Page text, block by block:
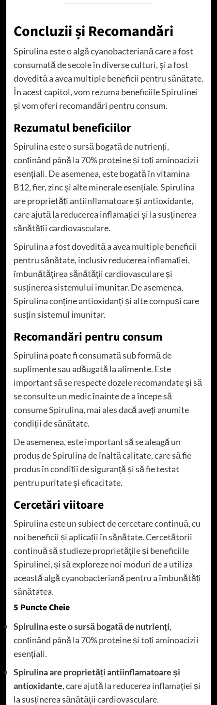
Concluzii și Recomandări
Spirulina este o algă cyanobacteriană care a fost
consumată de secole în diverse culturi, și a fost
dovedită a avea multiple beneficii pentru sănătate.
În acest capitol, vom rezuma beneficiile Spirulinei
și vom oferi recomandări pentru consum.
Rezumatul beneficiilor
Spirulina este o sursă bogată de nutrienți,
conținând până la 70% proteine și toți aminoacizii
esențiali. De asemenea, este bogată în vitamina
B12, fier, zinc și alte minerale esențiale. Spirulina
are proprietăți antiinflamatoare și antioxidante,
care ajută la reducerea inflamației și la susținerea
sănătății cardiovasculare.
Spirulina a fost dovedită a avea multiple beneficii
pentru sănătate, inclusiv reducerea inflamației,
îmbunătățirea sănătății cardiovasculare și
susținerea sistemului imunitar. De asemenea,
Spirulina conține antioxidanți și alte compuși care
susțin sistemul imunitar.
Recomandări pentru consum
Spirulina poate fi consumată sub formă de
suplimente sau adăugată la alimente. Este
important să se respecte dozele recomandate și să
se consulte un medic înainte de a începe să
consume Spirulina, mai ales dacă aveți anumite
condiții de sănătate.
De asemenea, este important să se aleagă un
produs de Spirulina de înaltă calitate, care să fie
produs în condiții de siguranță și să fie testat
pentru puritate și eficacitate.
Cercetări viitoare
Spirulina este un subiect de cercetare continuă, cu
noi beneficii și aplicații în sănătate. Cercetătorii
continuă să studieze proprietățile și beneficiile
Spirulinei, și să exploreze noi moduri de a utiliza
această algă cyanobacteriană pentru a îmbunătăți
sănătatea.
5 Puncte Cheie
Spirulina este o sursă bogată de nutrienți,
conținând până la 70% proteine și toți aminoacizii
esențiali.
Spirulina are proprietăți antiinflamatoare și
antioxidante, care ajută la reducerea inflamației și
la susținerea sănătății cardiovasculare.